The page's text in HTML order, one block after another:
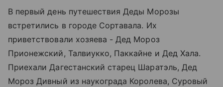
В первый день путешествия Деды Морозы
встретились в городе Сортавала. Их
приветствовали хозяева - Дед Мороз
Прионежский, Талвиукко, Паккайне и Дед Хала.
Приехали Дагестанский старец Шаратэль, Дед
Мороз Дивный из наукограда Королева, Суровый